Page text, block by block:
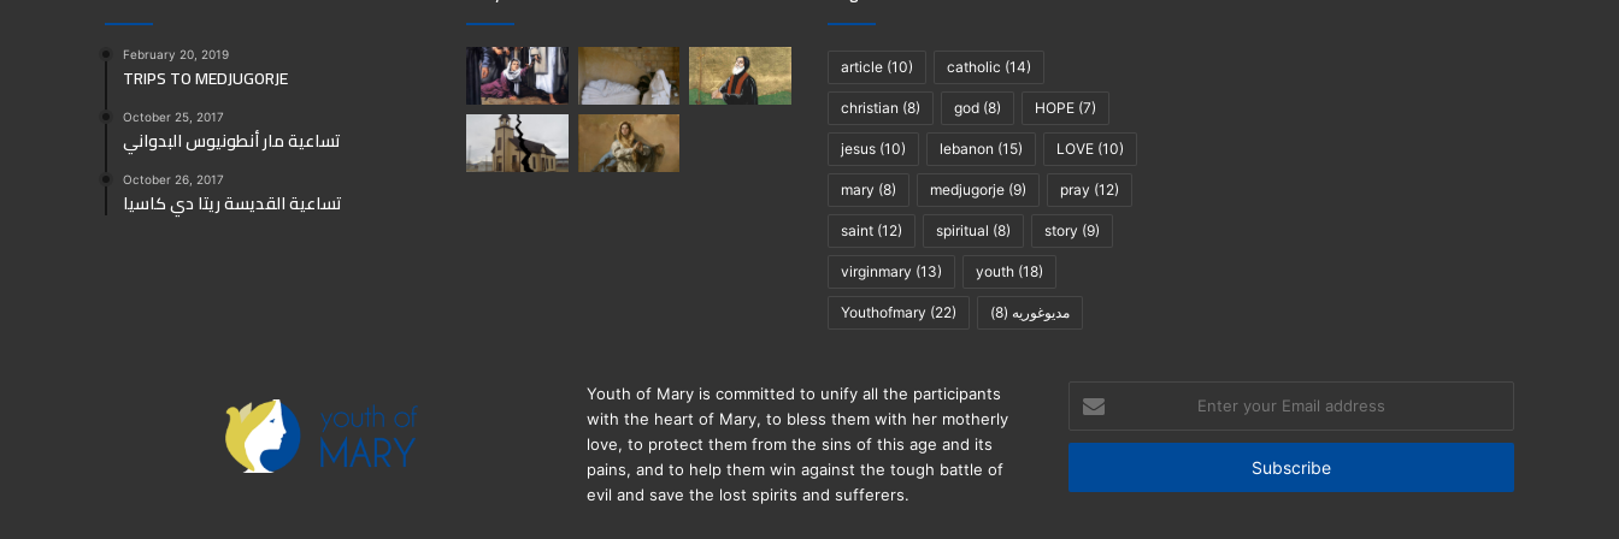
February 20, 2019
TRIPS TO MEDJUGORJE
October 25, 2017
تساعية مار أنطونيوس البدواني
October 26, 2017
تساعية القديسة ريتا دي كاسيا
article (10) catholic (14)
christian (8) god (8) HOPE (7)
jesus (10) lebanon (15) LOVE (10)
mary (8) medjugorje (9) pray (12)
saint (12) spiritual (8) story (9)
virginmary (13) youth (18)
Youthofmary (22) مديوغوريه (8)
Youth of Mary is committed to unify all the participants
with the heart of Mary, to bless them with her motherly
love, to protect them from the sins of this age and its
pains, and to help them win against the tough battle of
evil and save the lost spirits and sufferers.
your
Email